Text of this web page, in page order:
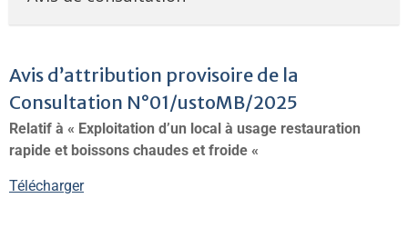
Avis d’attribution provisoire de la
Consultation N°01/ustoMB/2025
Relatif à « Exploitation d’un local à usage restauration
rapide et boissons chaudes et froide «
Télécharger